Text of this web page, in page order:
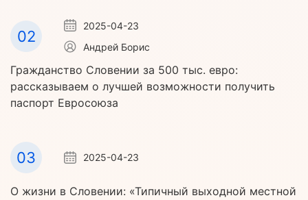
02
2025-04-23
Андрей Борис
Гражданство Словении за 500 тыс. евро:
рассказываем о лучшей возможности получить
паспорт Евросоюза
03 2025-04-23
О жизни в Словении: «Типичный выходной местной